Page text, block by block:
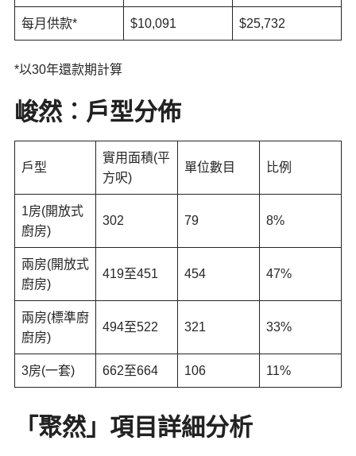
每月供款* $10,091 $25,732
*以30年還款期計算
峻然︰ 戶型分佈
戶型
實用面積(平
方呎)
單位數目 比例
1房(開放式
廚房)
302 79 8%
兩房(開放式
廚房)
419至451 454 47%
兩房(標準廚
廚房)
494至522 321 33%
3房(一套) 662至664 106 11%
「聚然」項目詳細分析